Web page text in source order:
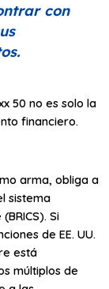
con
50 no es solo la
financiero.
arma, obliga a
sistema
Si
de EE. UU.
está
múltiplos de